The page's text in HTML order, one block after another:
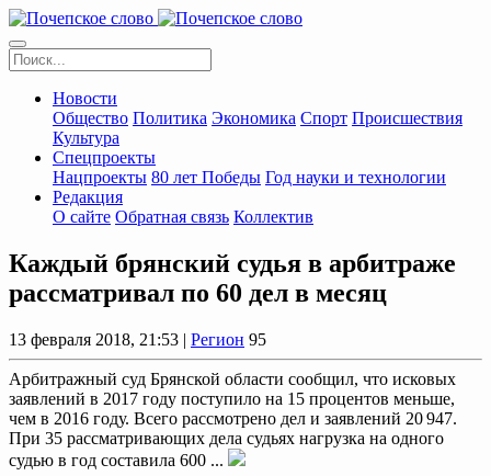
Новости
Общество Политика Экономика Спорт Происшествия
Культура
Спецпроекты
Нацпроекты 80 лет Победы Год науки и технологии
Редакция
О сайте Обратная связь Коллектив
Каждый брянский судья в арбитраже
рассматривал по 60 дел в месяц
13 февраля 2018, 21:53 | Регион 95
Арбитражный суд Брянской области сообщил, что исковых
заявлений в 2017 году поступило на 15 процентов меньше,
чем в 2016 году. Всего рассмотрено дел и заявлений 20 947.
При 35 рассматривающих дела судьях нагрузка на одного
судью в год составила 600 ...